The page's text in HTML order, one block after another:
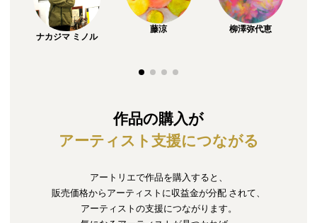
ナカジマ ミノル
藤涼 柳澤弥代恵
作品の購入が
アーティスト支援につながる
アートリエで作品を購入すると、
販売価格からアーティストに収益金が分配 されて、
アーティストの支援につながります。